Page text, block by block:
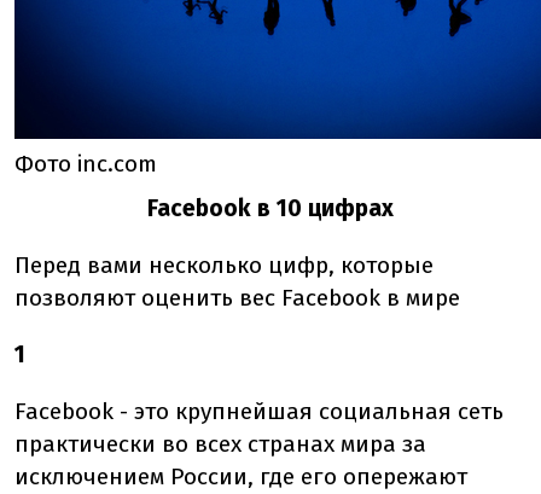
Фото inc.com
Facebook в 10 цифрах
Перед вами несколько цифр, которые
позволяют оценить вес Facebook в мире
1
Facebook - это крупнейшая социальная сеть
практически во всех странах мира за
исключением России, где его опережают